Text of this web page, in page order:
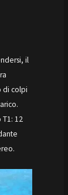
il
di colpi
12